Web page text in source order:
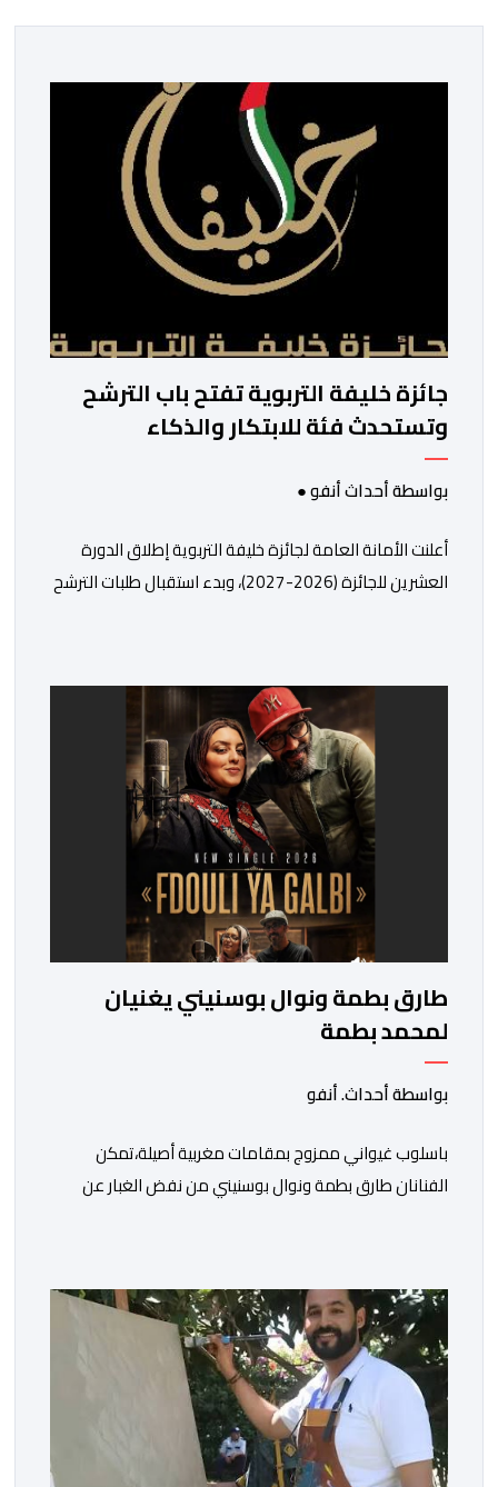
جائزة خليفة التربوية تفتح باب الترشح
وتستحدث فئة للابتكار والذكاء
الاصطناعي
بواسطة أحداث أنفو ●
أعلنت الأمانة العامة لجائزة خليفة التربوية إطلاق الدورة
العشرين للجائزة (2026-2027)، وبدء استقبال طلبات الترشح
مرور عشرين عاماً على انطلاق الجائزة، وتشهد للمرة الأولى
استحداث فئة “الابتكار والذكاء الاصطناعي في التعليم”، إلى
طارق بطمة ونوال بوسنيني يغنيان
لمحمد بطمة
بواسطة أحداث. أنفو
باسلوب غيواني ممزوج بمقامات مغربية أصيلة،تمكن
الفنانان طارق بطمة ونوال بوسنيني من نفض الغبار عن
ياقلبي” ،قام بتوزيعها اسامة باهي،باسلوب سلس وبسيط،
متحكما في الجمل الموسيقية والانتقالات الجميلة..استطاع
الفنانان طارق بطمة ونوال بوسنيني أن يعطيا روحا فريدة
لهذه الاغنية,بفضل أدا […]